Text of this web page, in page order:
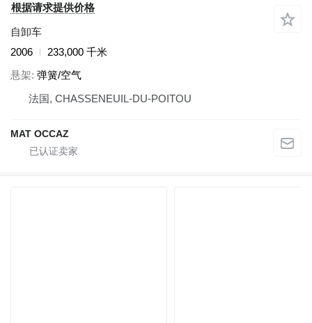
根据请求提供价格
自卸车
2006
233,000 千米
悬架 弹簧/空气
法国, CHASSENEUIL-DU-POITOU
MAT OCCAZ